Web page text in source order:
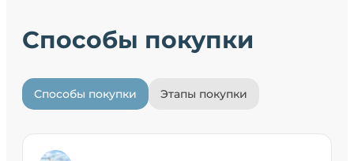
Способы покупки
Способы покупки Этапы покупки